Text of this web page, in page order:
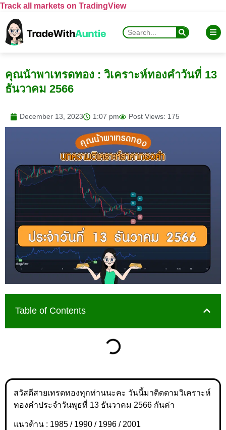
Track all markets on TradingView
คุณน้าพาเทรดทอง : วิเคราะห์ทองคำวันที่ 13
ธันวาคม 2566
December 13, 2023 1:07 pm Post Views: 175
Table of Contents
สวัสดีสายเทรดทองทุกท่านนะคะ วันนี้มาติดตามวิเคราะห์
ทองคำประจำวันพุธที่ 13 ธันวาคม 2566 กันค่า
แนวต้าน : 1985 / 1990 / 1996 / 2001